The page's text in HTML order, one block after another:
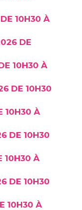
10H30 À
DE
10H30 À
DE 10H30
10H30 À
DE 10H30
10H30 À
DE 10H30
10H30 À